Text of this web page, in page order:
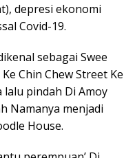
depresi ekonomi
Covid-19.
sebagai Swee
Chin Chew Street Ke
lalu pindah Di Amoy
Namanya menjadi
House.